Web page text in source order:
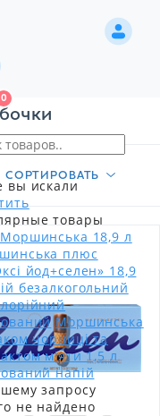
0
вы искали
товары
18,9 л
плюс
йод+селен» 18,9
безалкогольний
Моршинська
чорниці та
м'яти 1,5 л
напій
запросу
не найдено
СОРТИРОВАТЬ